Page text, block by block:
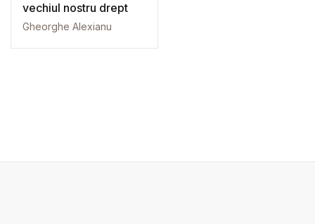
vechiul nostru drept
Gheorghe Alexianu